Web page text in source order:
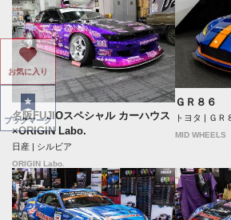
名阪FUJIOスペシャル カーハウス
×ORIGIN Labo.
日産 | シルビア
ORIGIN Labo.
ＧＲ８６
トヨタ | ＧＲ
MID WHEELS
お気に入り
ブックマーク